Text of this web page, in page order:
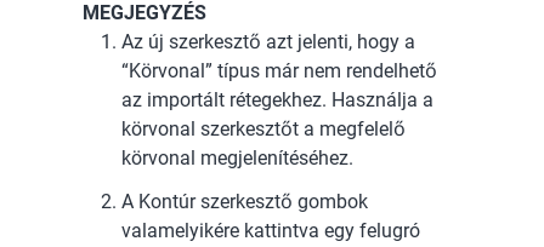
MEGJEGYZÉS
Az új szerkesztő azt jelenti, hogy a
“Körvonal” típus már nem rendelhető
az importált rétegekhez. Használja a
körvonal szerkesztőt a megfelelő
körvonal megjelenítéséhez.
A Kontúr szerkesztő gombok
valamelyikére kattintva egy felugró